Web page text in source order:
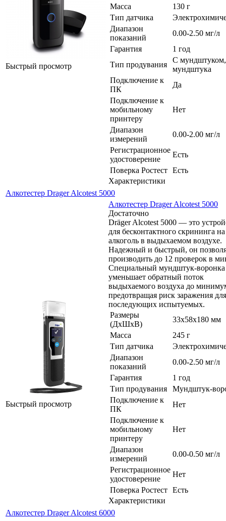
Быстрый просмотр
Масса
130 г
Тип датчика
Диапазон
показаний
0.00-2.50 мг/л
Гарантия
1 год
Тип продувания
С мундштуком,
мундштука
Подключение к
ПК
Да
Подключение к
мобильному
принтеру
Нет
Диапазон
измерений
0.00-2.00 мг/л
Регистрационное
удостоверение
Есть
Поверка Ростест Есть
Характеристики
Алкотестер Drager Alcotest 5000
Быстрый просмотр
Алкотестер Drager Alcotest 5000
Достаточно
Dräger Alcotest 5000 — это
для бесконтактного скрининга на
алкоголь в выдыхаемом воздухе.
Надежный и быстрый, он
производить до 12 проверок в
Специальный мундштук-воронка
уменьшает обратный поток
выдыхаемого воздуха до
предотвращая риск заражения для
последующих испытуемых.
Размеры
(ДхШхВ)
33х58х180 мм
Масса
245 г
Тип датчика
Диапазон
показаний
0.00-2.50 мг/л
Гарантия
1 год
Тип продувания
Мундштук-
Подключение к
ПК
Нет
Подключение к
мобильному
принтеру
Нет
Диапазон
измерений
0.00-0.50 мг/л
Регистрационное
удостоверение
Нет
Поверка Ростест Есть
Характеристики
Алкотестер Drager Alcotest 6000